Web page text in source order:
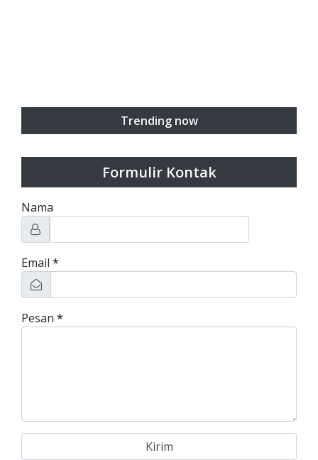
Trending now
Formulir Kontak
Nama
Email *
Pesan *